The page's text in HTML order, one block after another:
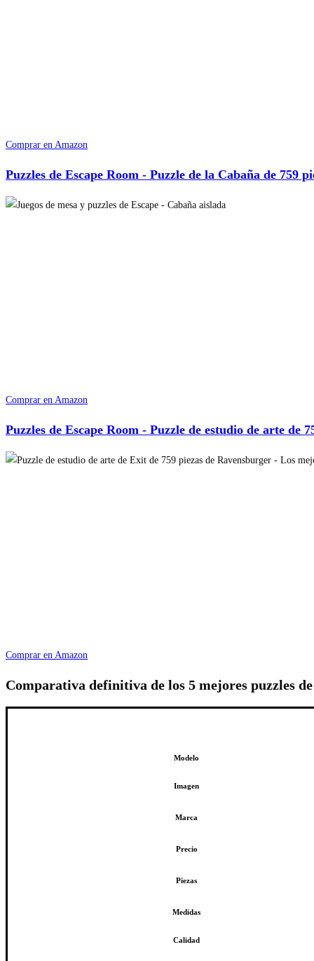
Comprar en Amazon
Puzzles de Escape Room - Puzzle de la Cabaña de 759
Comprar en Amazon
Puzzles de Escape Room - Puzzle de estudio de arte de
Comprar en Amazon
Comparativa definitiva de los 5 mejores puzzles
Modelo
Imagen
Marca
Precio
Piezas
Medidas
Calidad